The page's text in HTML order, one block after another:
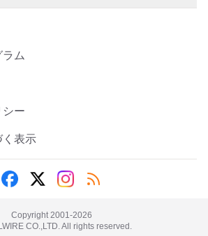
ム
シー
く表示
Copyright 2001-2026
CO.,LTD. All rights reserved.